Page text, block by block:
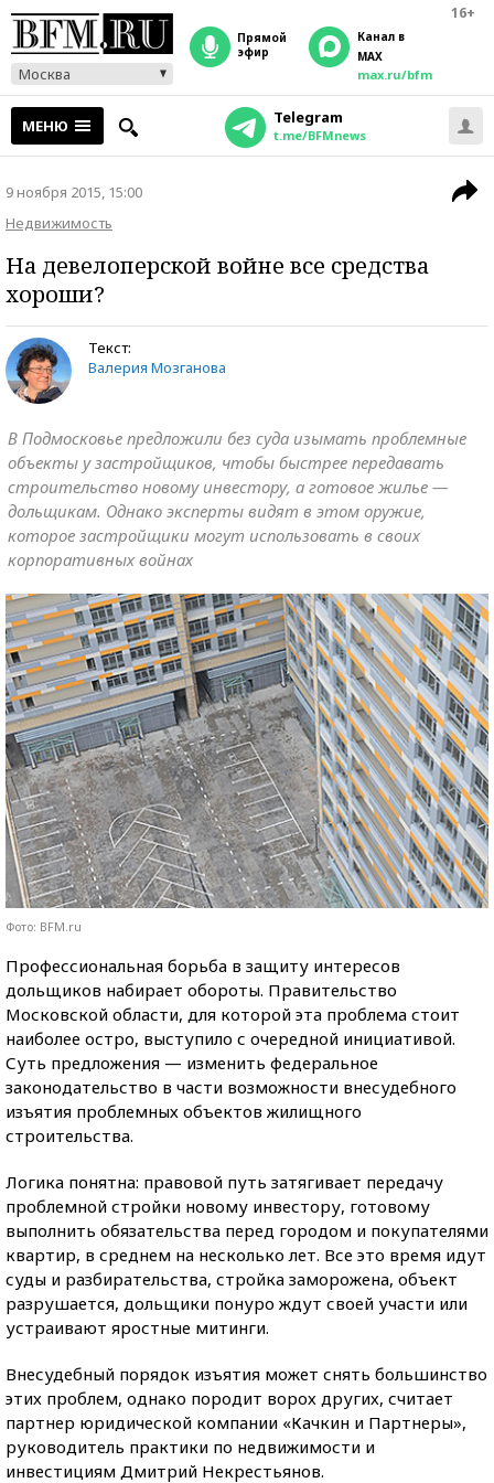
16+
Москва
прямой
эфир
Канал в
MAX
max.ru/bfm
МЕНЮ Telegram
t.me/BFMnews
9 ноября 2015, 15:00
Недвижимость
На девелоперской войне все средства
хороши?
Текст:
Валерия Мозганова
В Подмосковье предложили без суда изымать проблемные
объекты у застройщиков, чтобы быстрее передавать
строительство новому инвестору, а готовое жилье —
дольщикам. Однако эксперты видят в этом оружие,
которое застройщики могут использовать в своих
корпоративных войнах
Фото: BFM.ru
Профессиональная борьба в защиту интересов
дольщиков набирает обороты. Правительство
Московской области, для которой эта проблема стоит
наиболее остро, выступило с очередной инициативой.
Суть предложения — изменить федеральное
законодательство в части возможности внесудебного
изъятия проблемных объектов жилищного
строительства.
Логика понятна: правовой путь затягивает передачу
проблемной стройки новому инвестору, готовому
выполнить обязательства перед городом и покупателями
квартир, в среднем на несколько лет. Все это время идут
суды и разбирательства, стройка заморожена, объект
разрушается, дольщики понуро ждут своей участи или
устраивают яростные митинги.
Внесудебный порядок изъятия может снять большинство
этих проблем, однако породит ворох других, считает
партнер юридической компании «Качкин и Партнеры»,
руководитель практики по недвижимости и
инвестициям Дмитрий Некрестьянов.